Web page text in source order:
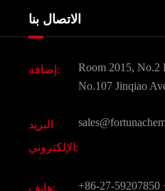
مكونات مستحضرات التجميل
النكهات و عطور
الكيميائية CAS
جميع المواد الكيميائية غرامة
شركة التاريخ
الاتصال بنا
إضافة:
Room 2015, No.2
No.107 Jinqiao
البريد
الإلكتروني:
هاتف: +86-27-59207850